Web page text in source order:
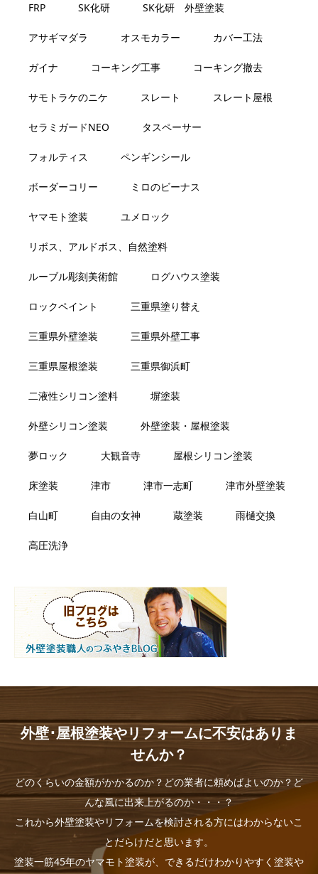
FRP SK化研 SK化研 外壁塗装
アサギマダラ オスモカラー カバー工法
ガイナ コーキング工事 コーキング撤去
サモトラケのニケ スレート スレート屋根
セラミガードNEO タスペーサー
フォルティス ペンギンシール
ボーダーコリー ミロのビーナス
ヤマモト塗装 ユメロック
リボス、アルドボス、自然塗料
ルーブル彫刻美術館 ログハウス塗装
ロックペイント 三重県塗り替え
三重県外壁塗装 三重県外壁工事
三重県屋根塗装 三重県御浜町
二液性シリコン塗料 塀塗装
外壁シリコン塗装 外壁塗装・屋根塗装
夢ロック 大観音寺 屋根シリコン塗装
床塗装 津市 津市一志町 津市外壁塗装
白山町 自由の女神 蔵塗装 雨樋交換
高圧洗浄
外壁･屋根塗装やリフォームに不安はありま
せんか？
どのくらいの金額がかかるのか？どの業者に頼めばよいのか？ど
んな風に出来上がるのか・・・？
これから外壁塗装やリフォームを検討される方にはわからないこ
とだらけだと思います。
塗装一筋45年のヤマモト塗装が、できるだけわかりやすく塗装や